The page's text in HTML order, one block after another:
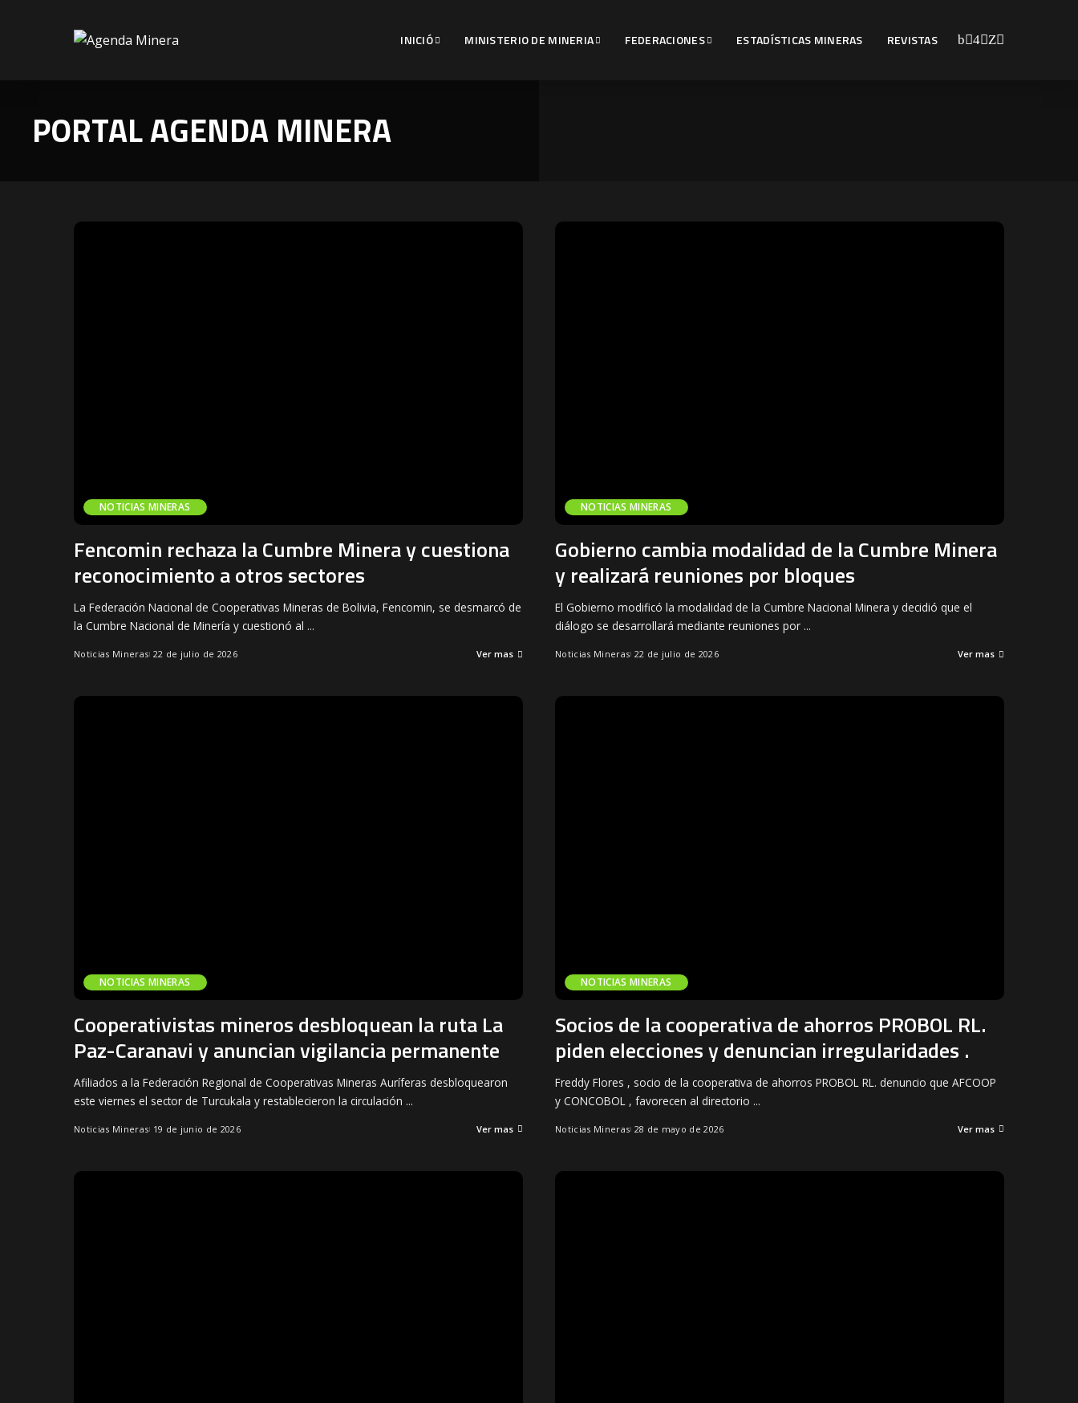
INICIÓ MINISTERIO DE MINERIA FEDERACIONES ESTADÍSTICAS MINERAS REVISTAS
PORTAL AGENDA MINERA
NOTICIAS MINERAS
Fencomin rechaza la Cumbre Minera y cuestiona
reconocimiento a otros sectores
La Federación Nacional de Cooperativas Mineras de Bolivia, Fencomin, se desmarcó de
la Cumbre Nacional de Minería y cuestionó al ...
Noticias Mineras 22 de julio de 2026 Ver mas
NOTICIAS MINERAS
Gobierno cambia modalidad de la Cumbre Minera
y realizará reuniones por bloques
El Gobierno modificó la modalidad de la Cumbre Nacional Minera y decidió que el
diálogo se desarrollará mediante reuniones por ...
Noticias Mineras 22 de julio de 2026 Ver mas
NOTICIAS MINERAS
Cooperativistas mineros desbloquean la ruta La
Paz-Caranavi y anuncian vigilancia permanente
Afiliados a la Federación Regional de Cooperativas Mineras Auríferas desbloquearon
este viernes el sector de Turcukala y restablecieron la circulación ...
Noticias Mineras 19 de junio de 2026 Ver mas
NOTICIAS MINERAS
Socios de la cooperativa de ahorros PROBOL RL.
piden elecciones y denuncian irregularidades .
Freddy Flores , socio de la cooperativa de ahorros PROBOL RL. denuncio que AFCOOP
y CONCOBOL , favorecen al directorio ...
Noticias Mineras 28 de mayo de 2026 Ver mas